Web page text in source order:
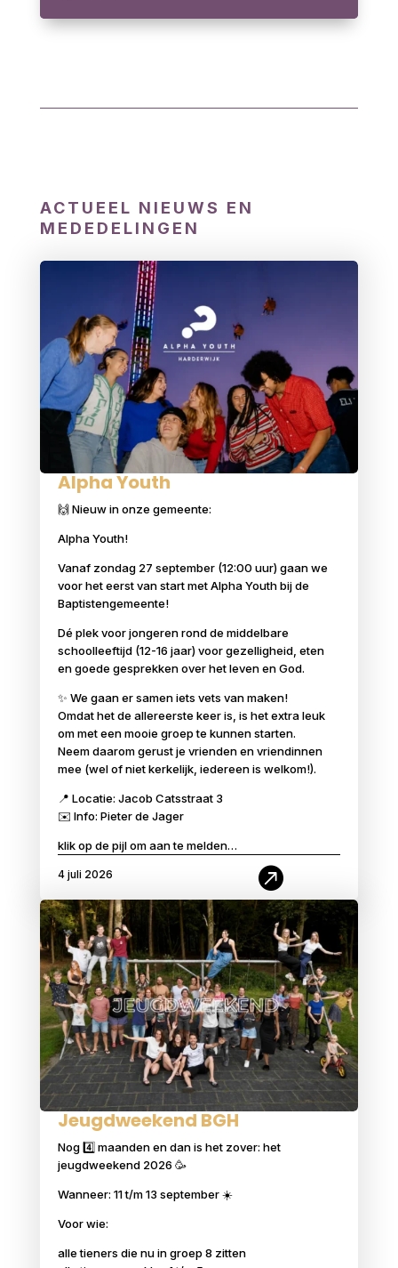
ACTUEEL NIEUWS EN
MEDEDELINGEN
Alpha Youth
🙌 Nieuw in onze gemeente:
Alpha Youth!
Vanaf zondag 27 september (12:00 uur) gaan we
voor het eerst van start met Alpha Youth bij de
Baptistengemeente!
Dé plek voor jongeren rond de middelbare
schoolleeftijd (12-16 jaar) voor gezelligheid, eten
en goede gesprekken over het leven en God.
✨ We gaan er samen iets vets van maken!
Omdat het de allereerste keer is, is het extra leuk
om met een mooie groep te kunnen starten.
Neem daarom gerust je vrienden en vriendinnen
mee (wel of niet kerkelijk, iedereen is welkom!).
📍 Locatie: Jacob Catsstraat 3
✉️ Info: Pieter de Jager
klik op de pijl om aan te melden…
4 juli 2026 
Jeugdweekend BGH
Nog 4️⃣ maanden en dan is het zover: het
jeugdweekend 2026 🥳
Wanneer: 11 t/m 13 september ☀️
Voor wie:
alle tieners die nu in groep 8 zitten